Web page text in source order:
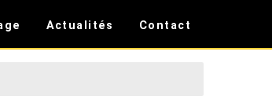
Actualités Contact